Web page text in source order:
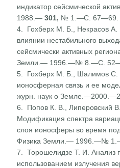
индикатор сейсмической
1988.—301, № 1.—С. 67—69.
4. Гохберх М. Б., Некрасов
влиянии нестабильного
сейсмически активных
Земли.— 1996.—№ 8.—С.
5. Гохберх М. Б., Шалимов С.
ионосферная связь и ее
журн. наук о
6. Попов К. В., Липеровский
Модифика­ция спектра
слоя ионосфе­ры во время
Физика Земли.— 1996.—№
7. Торошелидзе Т. И. Анализ
использо­ванием излучения